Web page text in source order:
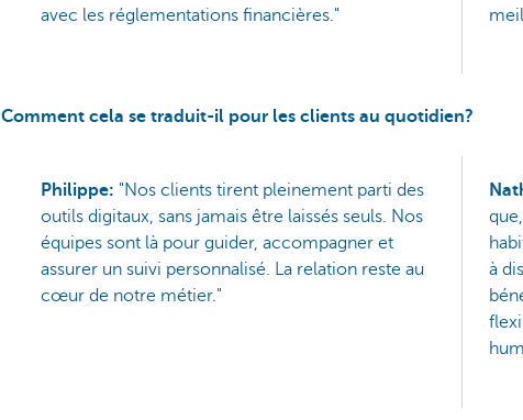
avec les réglementations financières."
Comment cela se traduit-il pour les clients au quotidien?
Philippe: "Nos clients tirent pleinement parti des
outils digitaux, sans jamais être laissés seuls. Nos
équipes sont là pour guider, accompagner et
assurer un suivi personnalisé. La relation reste au
cœur de notre métier."
à